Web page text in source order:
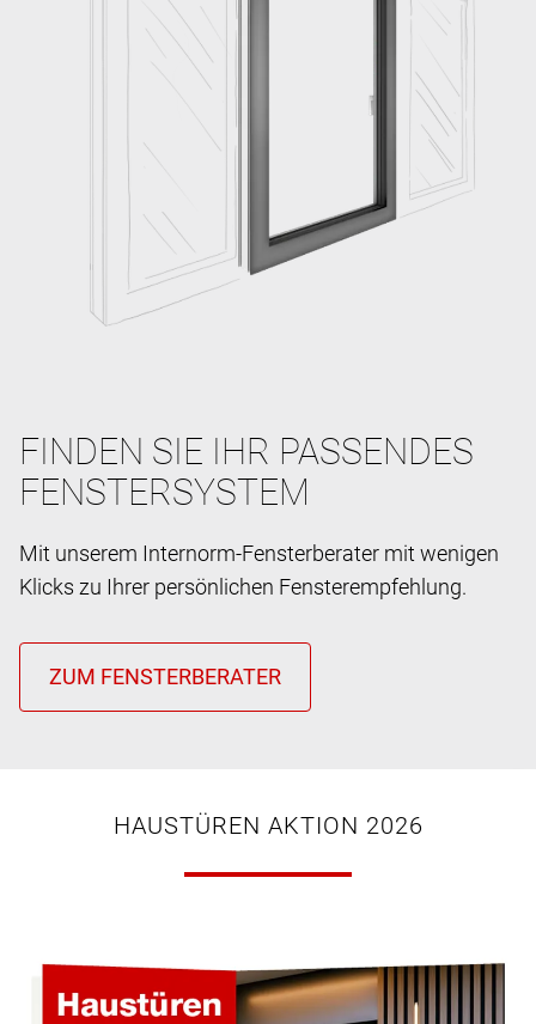
FINDEN SIE IHR PASSENDES
FENSTERSYSTEM
Mit unserem Internorm-Fensterberater mit wenigen
Klicks zu Ihrer persönlichen Fensterempfehlung.
HAUSTÜREN AKTION 2026